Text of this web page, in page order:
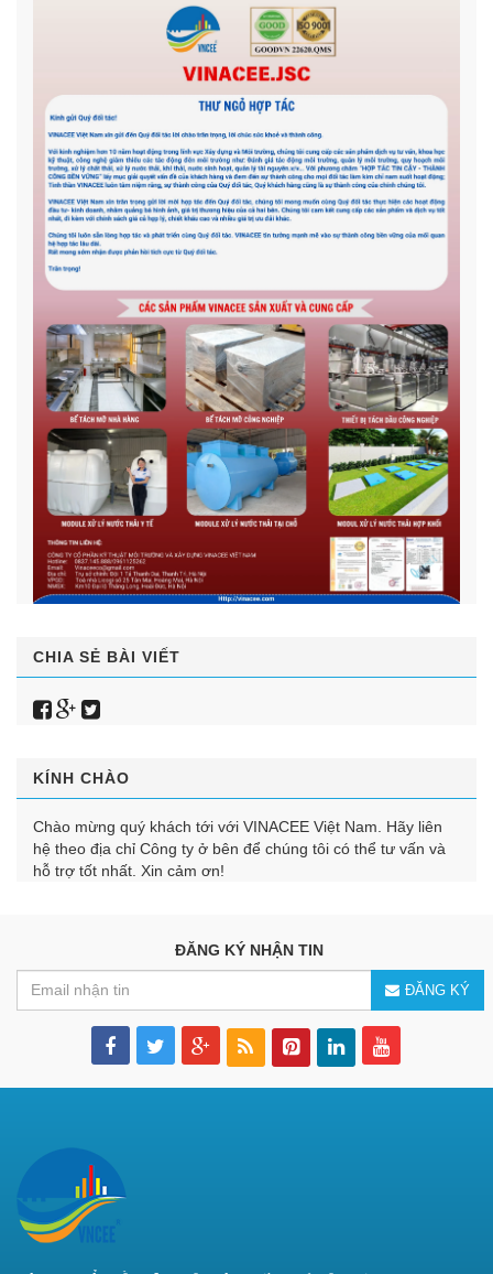
CHIA SẺ BÀI VIẾT
KÍNH CHÀO
Chào mừng quý khách tới với VINACEE Việt Nam. Hãy liên
hệ theo địa chỉ Công ty ở bên để chúng tôi có thể tư vấn và
hỗ trợ tốt nhất. Xin cảm ơn!
ĐĂNG KÝ NHẬN TIN
ĐĂNG KÝ